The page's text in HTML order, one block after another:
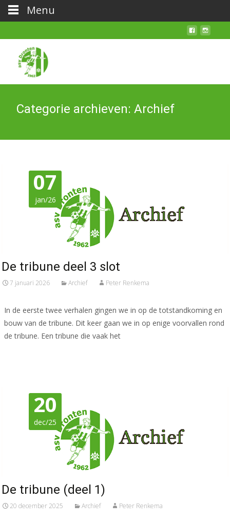
Categorie archieven: Archief
07
jan/26
De tribune deel 3 slot
7 januari 2026 Archief Peter Renkema
In de eerste twee verhalen gingen we in op de totstandkoming en
bouw van de tribune. Dit keer gaan we in op enige voorvallen rond
de tribune. Een tribune die vaak het
20
dec/25
De tribune (deel 1)
20 december 2025 Archief Peter Renkema
Menu